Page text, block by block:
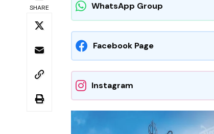
SHARE WhatsApp Group
Facebook Page
Instagram